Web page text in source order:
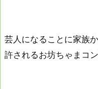
芸人になることに家族
許されるお坊ちゃまコ